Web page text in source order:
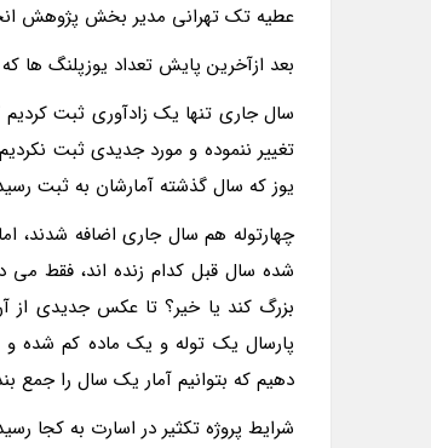
عطیه تک تهرانی مدیر بخش پژوهش
بعد ازآخرین پایش تعداد یوزپلنگ ها که سال 1401 منتشر شد، آمار جدیدی به تعداد یوز های ماده و توله
سال جاری تنها یک زادآوری ثبت
تغییر ننموده و مورد جدیدی ثبت
یوز که سال گذشته آمارشان به ثبت
چهارتوله هم سال جاری اضافه شدند،
شده سال قبل کدام زنده اند، فقط می
بزرگ کند یا خیر؟ تا عکس جدیدی از آن
پارسال یک توله و یک ماده کم شده و
دهیم که بتوانیم آمار یک سال را جمع
شرایط پروژه تکثیر در اسارت به کجا